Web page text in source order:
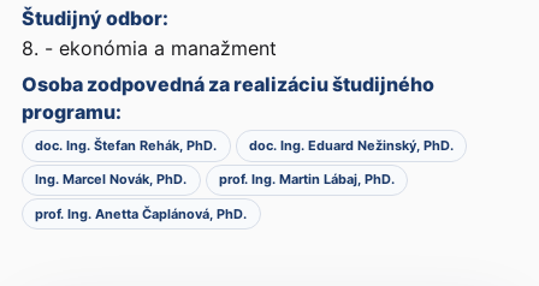
Študijný odbor:
8. - ekonómia a manažment
Osoba zodpovedná za realizáciu študijného
programu:
doc. Ing. Štefan Rehák, PhD. doc. Ing. Eduard Nežinský, PhD.
Ing. Marcel Novák, PhD. prof. Ing. Martin Lábaj, PhD.
prof. Ing. Anetta Čaplánová, PhD.